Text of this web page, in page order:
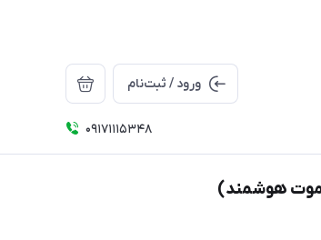
ورود / ثبت‌نام
09171115348